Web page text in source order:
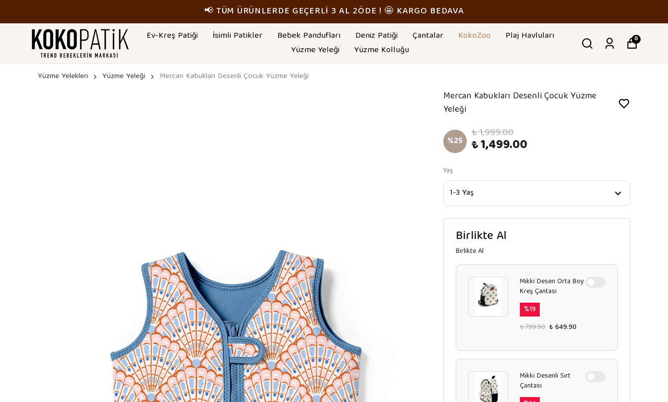
📢 TÜM ÜRÜNLERDE GEÇERLİ 3 AL 2ÖDE ! 🤩 KARGO BEDAVA
Ev-Kreş Patiği İsimli Patikler Bebek Pandufları Deniz Patiği Çantalar KokoZoo
Plaj Havluları
Yüzme Yeleği
Yüzme Kolluğu
0
Yüzme Yelekleri Yüzme Yeleği Mercan Kabukları Desenli Çocuk Yüzme Yeleği
Mercan Kabukları Desenli Çocuk Yüzme
Yeleği
%25 ₺ 1,999.00
₺ 1,499.00
Yaş
Birlikte Al
Birlikte Al
Mikki Desen Orta Boy
Kreş Çantası
%19
₺ 799.90 ₺ 649.90
Mikki Desenli Sırt
Çantası